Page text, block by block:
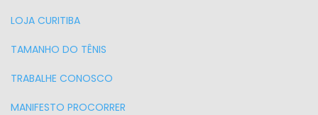
LOJA CURITIBA
TAMANHO DO TÊNIS
TRABALHE CONOSCO
MANIFESTO PROCORRER